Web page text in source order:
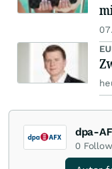
dpa-
0